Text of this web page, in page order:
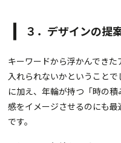
３．デザインの提
キーワードから浮かんでき
入れられないかということ
に加え、年輪が持つ「時の
感をイメージさせるのにも
です。